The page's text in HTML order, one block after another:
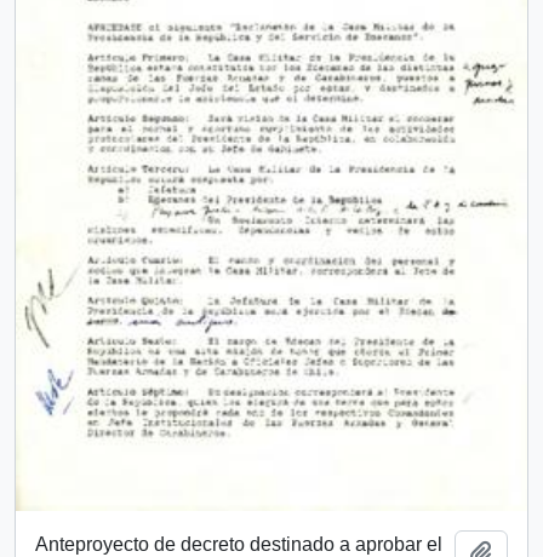
Anteproyecto de decreto destinado a aprobar el